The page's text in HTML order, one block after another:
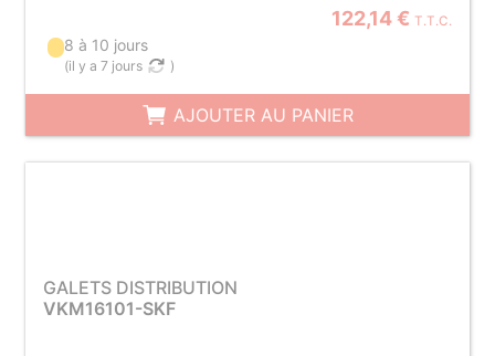
122,14 € T.T.C.
8 à 10 jours
(il y a 7 jours )
AJOUTER AU PANIER
GALETS DISTRIBUTION
VKM16101-SKF